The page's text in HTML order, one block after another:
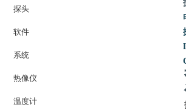
探头
软件
系统
热像仪
温度计